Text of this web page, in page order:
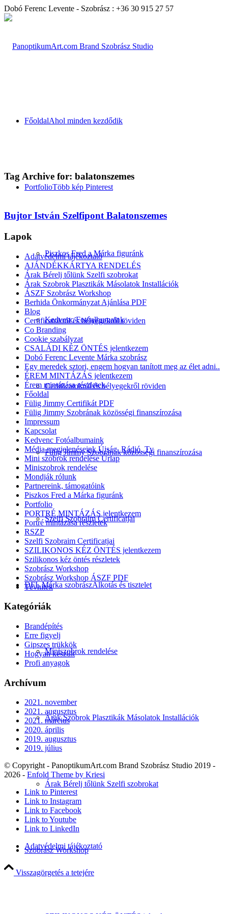
Dobó Ferenc Levente - Szobrász : +36 30 915 27 57
FőoldalAhol minden kezdődik
PortfolioTöbb kép Pinterest
Piszkos Fred a Márka figuránk
Kedvenc Fotóalbumaink
Certificatokról és bélyegekről röviden
Fülig Jimmy Szobrának közösségi finanszírozása
Szelfi Szobraim Certificatjai
DFL Márka szobrászAlkotás és tisztelet
Miniszobrok rendelése
Árak Szobrok Plasztikák Másolatok Installációk
Árak Bérelj tőlünk Szelfi szobrokat
Szobrász Workshop
Tag Archive for: balatonszemes
Bujtor István Szelfipont Balatonszemes
Lapok
Adatvédelmi tájékoztató
AJÁNDÉKKÁRTYA RENDELÉS
Árak Bérelj tőlünk Szelfi szobrokat
Árak Szobrok Plasztikák Másolatok Installációk
ÁSZF Szobrász Workshop
Berhida Önkormányzat Ajánlása PDF
Blog
Certificatokról és bélyegekről röviden
Co Branding
Cookie szabályzat
CSALÁDI KÉZ ÖNTÉS jelentkezem
Dobó Ferenc Levente Márka szobrász
Egy meredek sztori, engem hogyan tanított meg az élet adni..
ÉREM MINTÁZÁS jelentkezem
Érem mintázása részletek
Főoldal
Fülig Jimmy Certifikát PDF
Fülig Jimmy Szobrának közösségi finanszírozása
Impressum
Kapcsolat
Kedvenc Fotóalbumaink
Média megjelenéseink Újság, Rádió, Tv
Mini szobrok rendelése Űrlap
Miniszobrok rendelése
Mondják rólunk
Partnereink, támogatóink
Piszkos Fred a Márka figuránk
Portfolio
PORTRÉ MINTÁZÁS jelentkezem
Portré mintázása részletek
RSZP
Szelfi Szobraim Certificatjai
SZILIKONOS KÉZ ÖNTÉS jelentkezem
Szilikonos kéz öntés részletek
Szobrász Workshop
Szobrász Workshop ÁSZF PDF
Tévhitek
Kategóriák
Brandépítés
Erre figyelj
Gipszes trükkök
Hogyan készült
Profi anyagok
Archívum
2021. november
2021. augusztus
2021. március
2020. április
2019. augusztus
2019. július
© Copyright - PanoptikumArt.com Brand Szobrász Studio 2019 -
2026 - Enfold Theme by Kriesi
Link to Pinterest
Link to Instagram
Link to Facebook
Link to Youtube
Link to LinkedIn
Adatvédelmi tájékoztató
Visszagörgetés a tetejére